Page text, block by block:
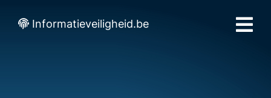
Informatieveiligheid.be